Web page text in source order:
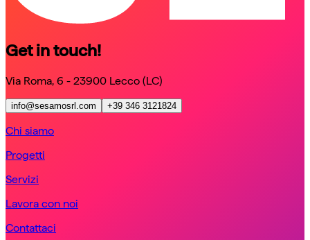
Get in touch!
Via Roma, 6 - 23900 Lecco (LC)
info@sesamosrl.com +39 346 3121824
Chi siamo
Progetti
Servizi
Lavora con noi
Contattaci